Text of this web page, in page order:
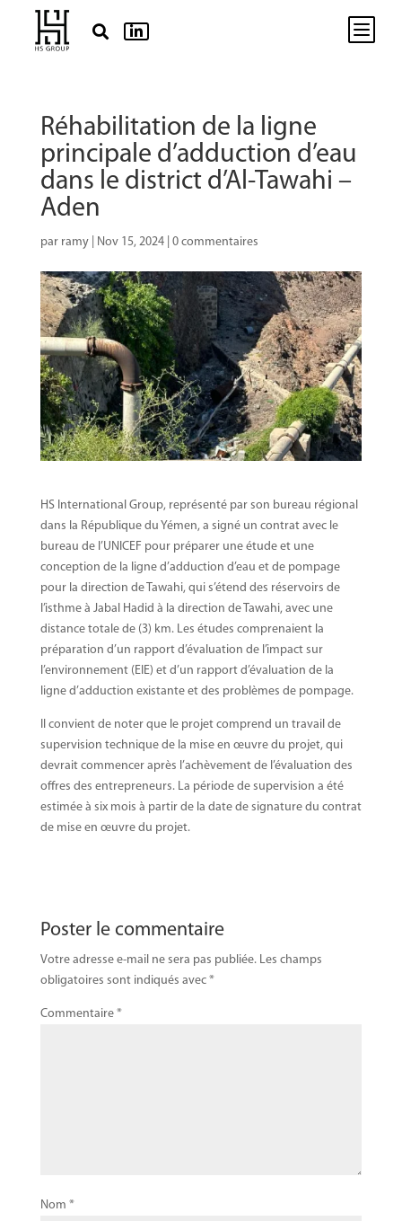
  b
Réhabilitation de la ligne
principale d’adduction d’eau
dans le district d’Al-Tawahi –
Aden
par ramy| Nov 15, 2024| 0 commentaires
HS International Group, représenté par son bureau régional
dans la République du Yémen, a signé un contrat avec le
bureau de l’UNICEF pour préparer une étude et une
conception de la ligne d’adduction d’eau et de pompage
pour la direction de Tawahi, qui s’étend des réservoirs de
l’isthme à Jabal Hadid à la direction de Tawahi, avec une
distance totale de (3) km. Les études comprenaient la
préparation d’un rapport d’évaluation de l’impact sur
l’environnement (EIE) et d’un rapport d’évaluation de la
ligne d’adduction existante et des problèmes de pompage.
Il convient de noter que le projet comprend un travail de
supervision technique de la mise en œuvre du projet, qui
devrait commencer après l’achèvement de l’évaluation des
offres des entrepreneurs. La période de supervision a été
estimée à six mois à partir de la date de signature du contrat
de mise en œuvre du projet.
Poster le commentaire
Votre adresse e-mail ne sera pas publiée. Les champs
obligatoires sont indiqués avec *
Commentaire *
Nom *